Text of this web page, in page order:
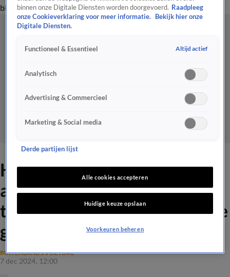
bijwonen
Heldenrol voor Bergwijn:
aanvaller beslist topper
tegen Ronaldo met winnende
goal
BUITENLANDS VOETBAL
7 dec 2024, 12:00
binnen onze Digitale Diensten worden doorgevoerd. Raadpleeg
onze Cookieverklaring voor meer informatie.
Bekijk hier onze
Digitale Diensten.
Functioneel & Essentieel Altijd actief
Analytisch
Advertising & Commercieel
Marketing & Social media
Derde partijen lijst
Alle cookies accepteren
Huidige keuze opslaan
Voorkeuren beheren